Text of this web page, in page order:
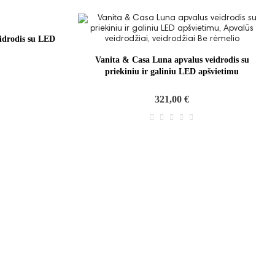
su LED
Vanita & Casa Luna apvalus veidrodis su
priekiniu ir galiniu LED apšvietimu
321,00 €